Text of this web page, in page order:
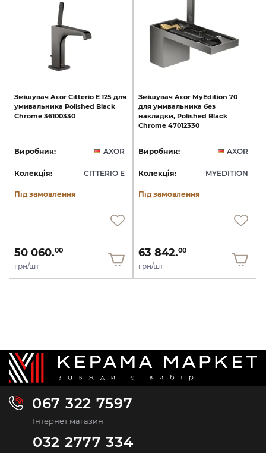
Змішувач Axor Citterio E 125 для
умивальника Polished Black
Chrome 36100330
Виробник: AXOR
Колекція: CITTERIO E
Під замовлення
50 060.00
грн/шт
Змішувач Axor MyEdition 70
для умивальника без
накладки, Polished Black
Chrome 47012330
Виробник: AXOR
Колекція: MYEDITION
Під замовлення
63 842.00
грн/шт
067 322 7597
Інтернет магазин
032 2777 334